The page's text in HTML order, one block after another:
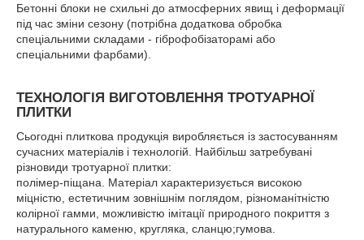
Бетонні блоки не схильні до атмосферних явищ і деформації
під час зміни сезону (потрібна додаткова обробка
спеціальними складами - гіброфобізаторамі або
спеціальними фарбами).
ТЕХНОЛОГІЯ ВИГОТОВЛЕННЯ ТРОТУАРНОЇ
ПЛИТКИ
Сьогодні плиткова продукція виробляється із застосуванням
сучасних матеріалів і технологій. Найбільш затребувані
різновиди тротуарної плитки:
полімер-піщана. Матеріал характеризується високою
міцністю, естетичним зовнішнім поглядом, різноманітністю
колірної гамми, можливістю імітації природного покриття з
натурального каменю, кругляка, сланцю;гумова.